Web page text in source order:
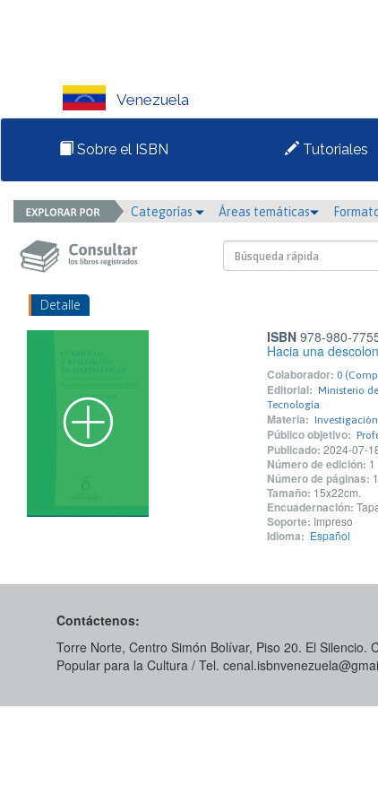
Venezuela
Sobre el ISBN Tutoriales
Categorías Áreas temáticas
Detalle
ISBN978-980-
Hacia una
Colaborador: 0
Editorial: Ministerio
Tecnología
Materia: Investigación
Público objetivo:
Publicado: 2024-07-
Número de edición: 1
Número de páginas:
Tamaño: 15x22cm.
Encuadernación:
Soporte: Impreso
Idioma: Español
Contáctenos:
Torre Norte, Centro Simón Bolívar, Piso 20. El Silencio.
Popular para la Cultura / Tel.